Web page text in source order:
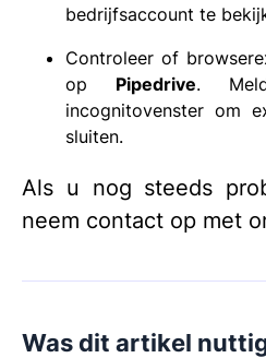
bedrijfsaccount te
Controleer of
op Pipedrive.
incognitovenster om
sluiten.
Als u nog steeds
neem contact op met
Was dit artikel